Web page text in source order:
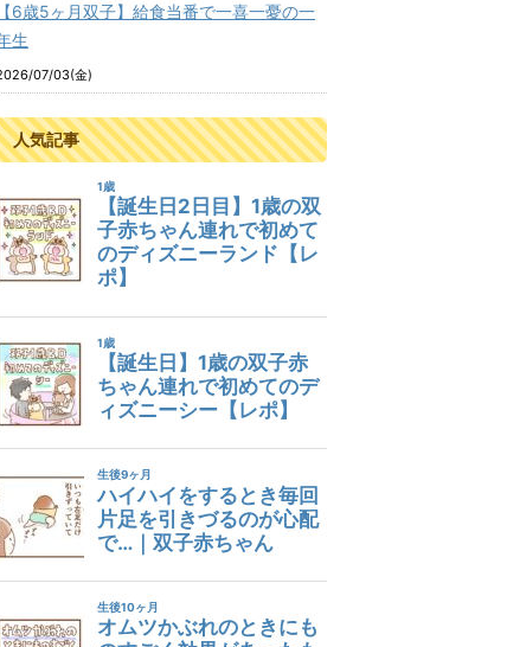
【6歳5ヶ月双子】給食当番で一喜一憂の一
生
07/03(金)
人気記事